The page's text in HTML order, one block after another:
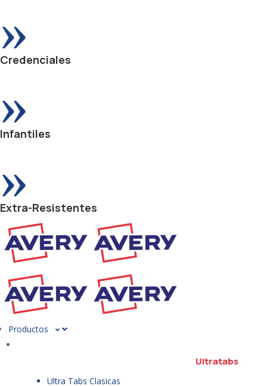
»
Credenciales
»
Infantiles
»
Extra-Resistentes
Productos
Ultratabs
Ultra Tabs Clasicas